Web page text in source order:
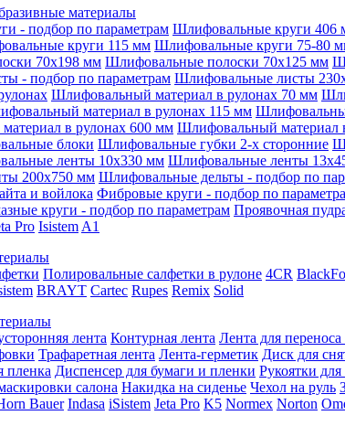
материалы
- подбор по параметрам Шлифовальные круги 406
круги 115 мм Шлифовальные круги 75-80
70x198 мм Шлифовальные полоски 70x125 мм
- подбор по параметрам Шлифовальные листы
Шлифовальный материал в рулонах 70 мм
материал в рулонах 115 мм
в рулонах 600 мм Шлифовальный материал
блоки Шлифовальные губки 2-х сторонние
ленты 10x330 мм Шлифовальные ленты
200x750 мм Шлифовальные дельты - подбор по
и войлока Фибровые круги - подбор по
круги - подбор по параметрам Проявочная
Pro Isistem A1
Полировальные салфетки в рулоне 4CR
BRAYT Cartec Rupes Remix Solid
лента Контурная лента Лента для
Трафаретная лента Лента-герметик Диск для
пленка Диспенсер для бумаги и пленки Рукоятки
салона Накидка на сиденье Чехол на руль
Bauer Indasa iSistem Jeta Pro K5 Normex Norton